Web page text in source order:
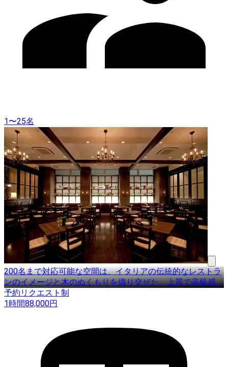
1〜25名
200名まで対応可能な空間は、イタリアの伝統的なレストラ
ンのイメージと木のぬくもりを織り交ぜた、上質で高級感…
予約リクエスト制
1時間88,000円